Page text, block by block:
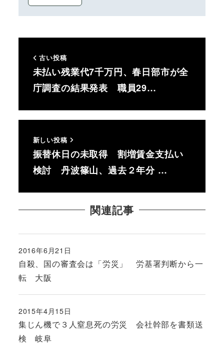
古い投稿
未払い残業代7千万円、春日部市が全
庁調査の結果発表 職員29…
新しい投稿
振替休日の未取得 割増賃金支払い
検討 丹波篠山、過去２年分 …
関連記事
自殺、国の審査会は「労災」 労基署判断から一
転 大阪
投稿日
2016年6月21日
集じん機で３人窒息死の労災 会社幹部を書類送
検 岐阜
投稿日
2015年4月15日